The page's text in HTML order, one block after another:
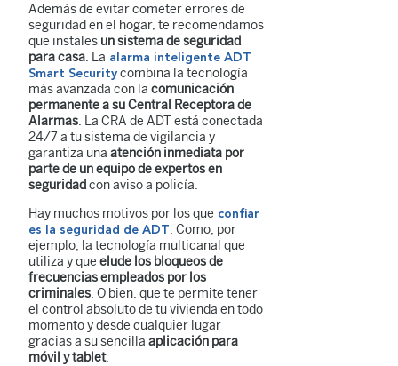
Además de evitar cometer errores de
seguridad en el hogar, te recomendamos
que instales un sistema de seguridad
para casa. La alarma inteligente ADT
Smart Security combina la tecnología
más avanzada con la comunicación
permanente a su Central Receptora de
Alarmas. La CRA de ADT está conectada
24/7 a tu sistema de vigilancia y
garantiza una atención inmediata por
parte de un equipo de expertos en
seguridadcon aviso a policía.
Hay muchos motivos por los que confiar
es la seguridad de ADT. Como, por
ejemplo, la tecnología multicanal que
utiliza y que elude los bloqueos de
frecuencias empleados por los
criminales. O bien, que te permite tener
el control absoluto de tu vivienda en todo
momento y desde cualquier lugar
gracias a su sencilla aplicación para
móvil y tablet.